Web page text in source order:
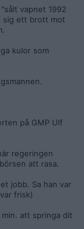
vapnet 1992
sig ett brott mot
kulor som
på GMP Ulf
regeringen
att rasa.
jobb. Sa han var
frisk)
att springa dit